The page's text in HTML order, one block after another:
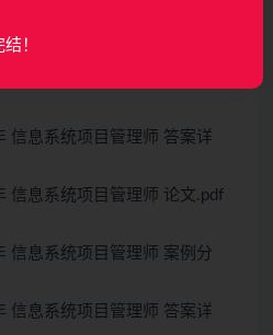
息系统项目管理师 综合知
信息系统项目管理师 答案详
信息系统项目管理师 论文.pdf
信息系统项目管理师 案例分
信息系统项目管理师 答案详
！